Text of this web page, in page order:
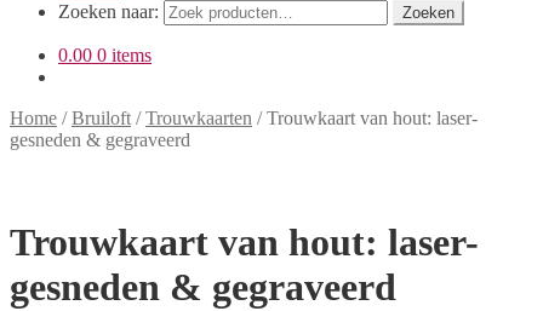
Zoeken naar:
Zoeken
0.00 0 items
Home /Bruiloft /Trouwkaarten /Trouwkaart van hout: laser-
gesneden & gegraveerd
Trouwkaart van hout: laser-
gesneden & gegraveerd